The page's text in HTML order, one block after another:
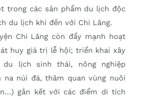
trong các sản phẩm du lịch độc
du lịch khi đến với Chi Lăng.
Chi Lăng còn đẩy mạnh hoạt
huy giá trị lễ hội; triển khai xây
du lịch sinh thái, nông nghiệp
na núi đá, thăm quan vùng nuôi
gắn kết với các điểm di tích